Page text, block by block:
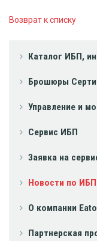
Каталог ИБП,
Брошюры
Управление и
Сервис ИБП
Заявка на
Новости по
О компании
Партнерская
Возврат к списку